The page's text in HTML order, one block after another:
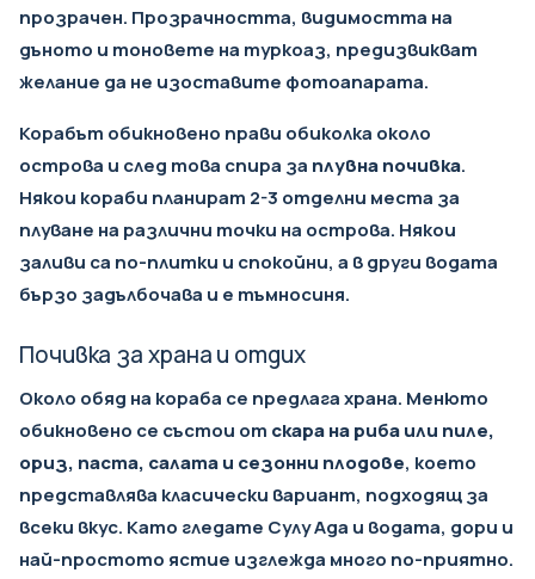
прозрачен. Прозрачността, видимостта на
дъното и тоновете на туркоаз, предизвикват
желание да не изоставите фотоапарата.
Корабът обикновено прави обиколка около
острова и след това спира за плувна почивка.
Някои кораби планират 2-3 отделни места за
плуване на различни точки на острова. Някои
заливи са по-плитки и спокойни, а в други водата
бързо задълбочава и е тъмносиня.
Почивка за храна и отдих
Около обяд на кораба се предлага храна. Менюто
обикновено се състои от скара на риба или пиле,
ориз, паста, салата и сезонни плодове, което
представлява класически вариант, подходящ за
всеки вкус. Като гледате Сулу Ада и водата, дори и
най-простото ястие изглежда много по-приятно.